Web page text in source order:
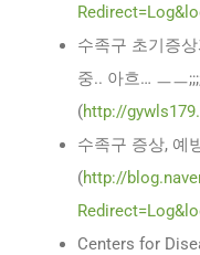
수족구 초기증
중.. 아흐… ㅡㅡ
(http://
수족구 증상, 예
(http://
Centers for